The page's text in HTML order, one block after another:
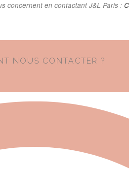
concernent en contactant J&L Paris :
NOUS CONTACTER ?